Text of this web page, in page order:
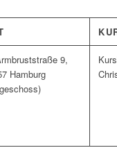
9,
Hamburg